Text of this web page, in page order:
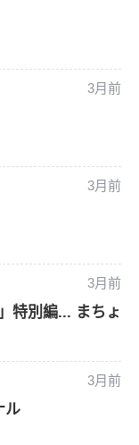
3月前
3月前
3月前
特別編... まちょ
3月前
ル